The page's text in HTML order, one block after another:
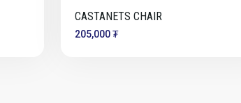
CASTANETS CHAIR
205,000 ₮